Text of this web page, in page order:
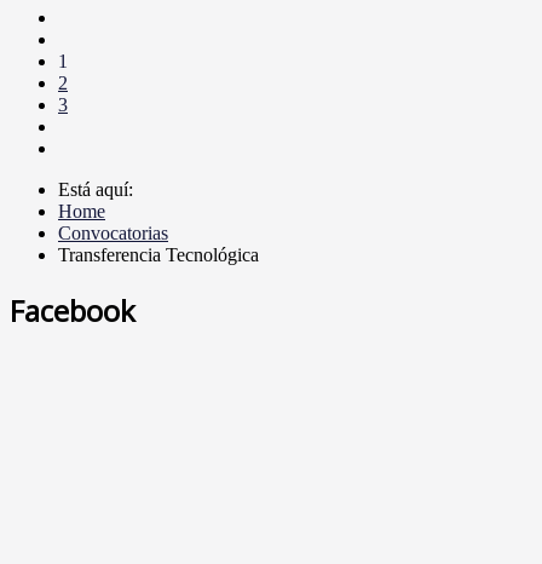
1
2
3
Está aquí:
Home
Convocatorias
Transferencia Tecnológica
Facebook